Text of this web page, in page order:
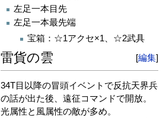
左足一本目先
左足一本最先端
宝箱：☆1アクセ×1、☆2武具
[編集]
雷貨の雲
34T目以降の冒頭イベントで反抗天界兵
の話が出た後、遠征コマンドで開放。
光属性と風属性の敵が多め。